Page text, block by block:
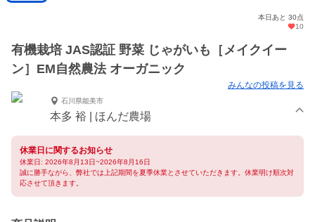
本日あと 30点
10
有機栽培 JAS認証 野菜 じゃがいも［メイクイー
ン］EM自然農法 オーガニック
みんなの投稿を見る
石川県能美市
本多 裕 | ほんだ農場
休業日に関するお知らせ
休業日: 2026年8月13日~2026年8月16日
誠に勝手ながら、弊社では上記期間を夏季休業とさせていただきます。休業明け順次対
応させて頂きます。